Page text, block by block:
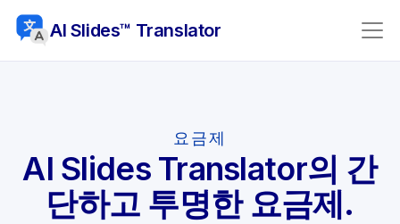
AI Slides™ Translator
요금제
AI Slides Translator의 간
단하고 투명한 요금제.